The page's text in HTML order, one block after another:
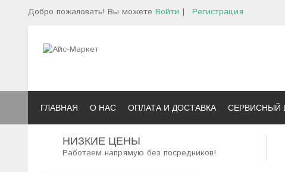
Добро пожаловать! Вы можете Войти | Регистрация
ГЛАВНАЯ О НАС ОПЛАТА И ДОСТАВКА СЕРВИСНЫЙ
НИЗКИЕ ЦЕНЫ
Работаем напрямую без посредников!